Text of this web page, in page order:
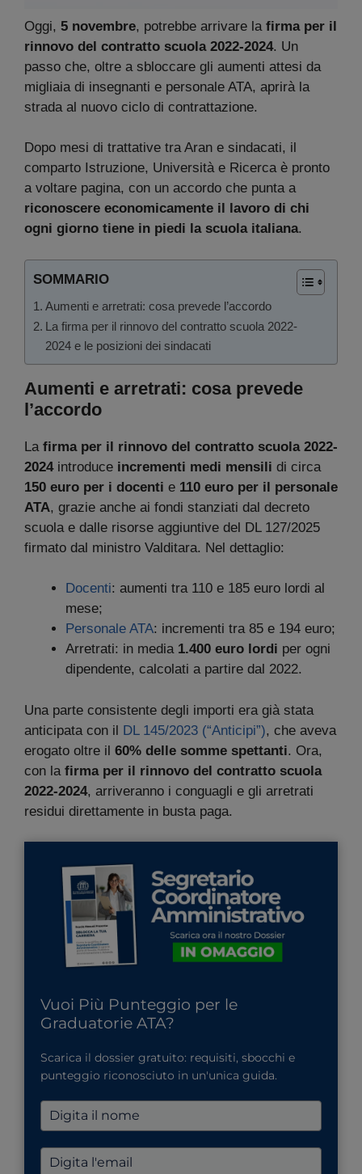
Oggi, 5 novembre, potrebbe arrivare la firma per il
rinnovo del contratto scuola 2022-2024. Un
passo che, oltre a sbloccare gli aumenti attesi da
migliaia di insegnanti e personale ATA, aprirà la
strada al nuovo ciclo di contrattazione.
Dopo mesi di trattative tra Aran e sindacati, il
comparto Istruzione, Università e Ricerca è pronto
a voltare pagina, con un accordo che punta a
riconoscere economicamente il lavoro di chi
ogni giorno tiene in piedi la scuola italiana.
SOMMARIO
Aumenti e arretrati: cosa prevede l’accordo
La firma per il rinnovo del contratto scuola 2022-
2024 e le posizioni dei sindacati
Aumenti e arretrati: cosa prevede
l’accordo
La firma per il rinnovo del contratto scuola 2022-
2024introduce incrementi medi mensili di circa
150 euro per i docenti e 110 euro per il personale
ATA, grazie anche ai fondi stanziati dal decreto
scuola e dalle risorse aggiuntive del DL 127/2025
firmato dal ministro Valditara. Nel dettaglio:
Docenti: aumenti tra 110 e 185 euro lordi al
mese;
Personale ATA: incrementi tra 85 e 194 euro;
Arretrati: in media 1.400 euro lordi per ogni
dipendente, calcolati a partire dal 2022.
Una parte consistente degli importi era già stata
anticipata con il DL 145/2023 (“Anticipi”), che aveva
erogato oltre il 60% delle somme spettanti. Ora,
con la firma per il rinnovo del contratto scuola
2022-2024, arriveranno i conguagli e gli arretrati
residui direttamente in busta paga.
Vuoi Più Punteggio per le
Graduatorie ATA?
Scarica il dossier gratuito: requisiti, sbocchi e
punteggio riconosciuto in un'unica guida.